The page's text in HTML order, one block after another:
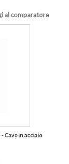
al comparatore
Cavo in acciaio